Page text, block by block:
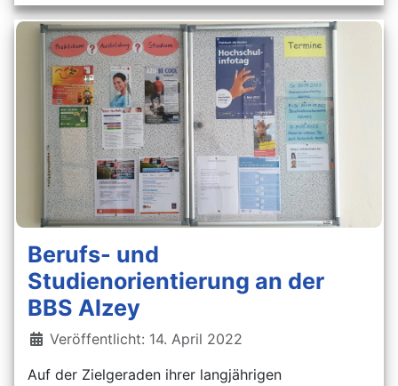
Berufs- und
Studienorientierung an der
BBS Alzey
Details
Veröffentlicht: 14. April 2022
Auf der Zielgeraden ihrer langjährigen